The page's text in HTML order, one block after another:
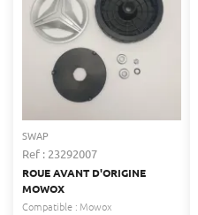
SWAP
Ref : 23292007
ROUE AVANT D'ORIGINE
MOWOX
Compatible : Mowox